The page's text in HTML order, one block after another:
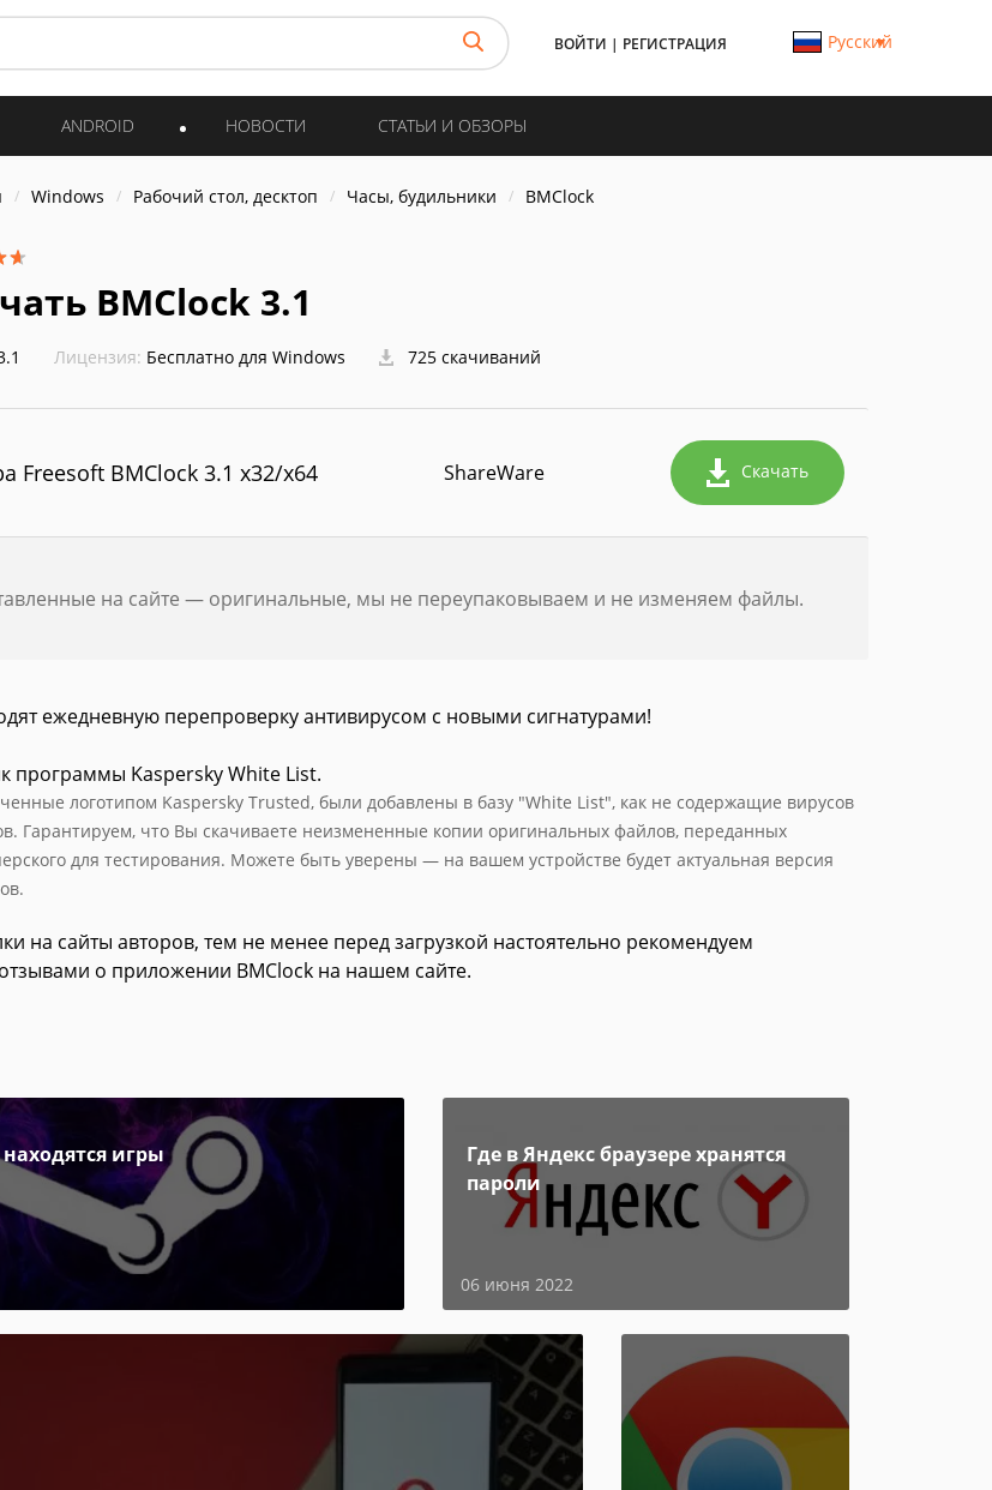
ВОЙТИ | РЕГИСТРАЦИЯ Русский
ANDROID НОВОСТИ СТАТЬИ И ОБЗОРЫ
Windows Рабочий стол, десктоп Часы, будильники BMClock
BMClock 3.1
Лицензия: Бесплатно для Windows 725 скачиваний
Freesoft BMClock 3.1 x32/x64 ShareWare Скачать
на сайте — оригинальные, мы не переупаковываем и не изменяем файлы.
ежедневную перепроверку антивирусом с новыми сигнатурами!
программы Kaspersky White List.
логотипом Kaspersky Trusted, были добавлены в базу "White List", как не содержащие вирусов
Гарантируем, что Вы скачиваете неизмененные копии оригинальных файлов, переданных
для тестирования. Можете быть уверены — на вашем устройстве будет актуальная версия
на сайты авторов, тем не менее перед загрузкой настоятельно рекомендуем
о приложении BMClock на нашем сайте.
игры
Где в Яндекс браузере хранятся
пароли
06 июня 2022